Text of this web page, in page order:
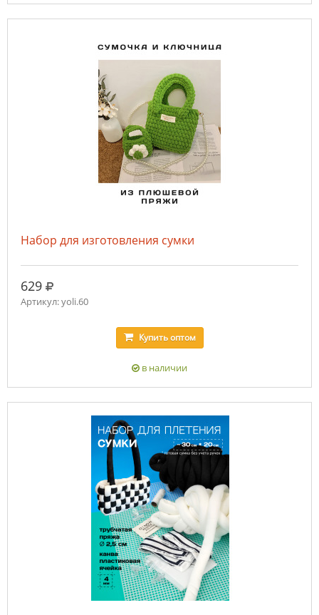
Набор для изготовления сумки
629 руб.
Артикул: yoli.60
Купитьоптом
в наличии